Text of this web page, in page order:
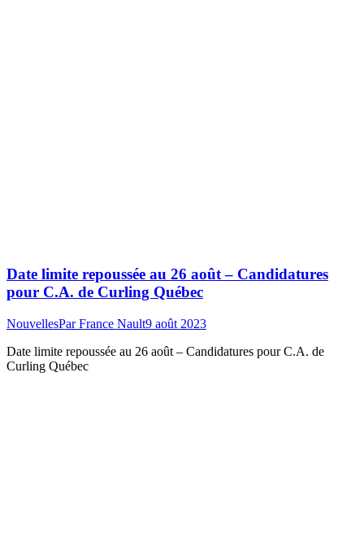
Date limite repoussée au 26 août – Candidatures
pour C.A. de Curling Québec
NouvellesParFrance Nault9 août 2023
Date limite repoussée au 26 août – Candidatures pour C.A. de
Curling Québec